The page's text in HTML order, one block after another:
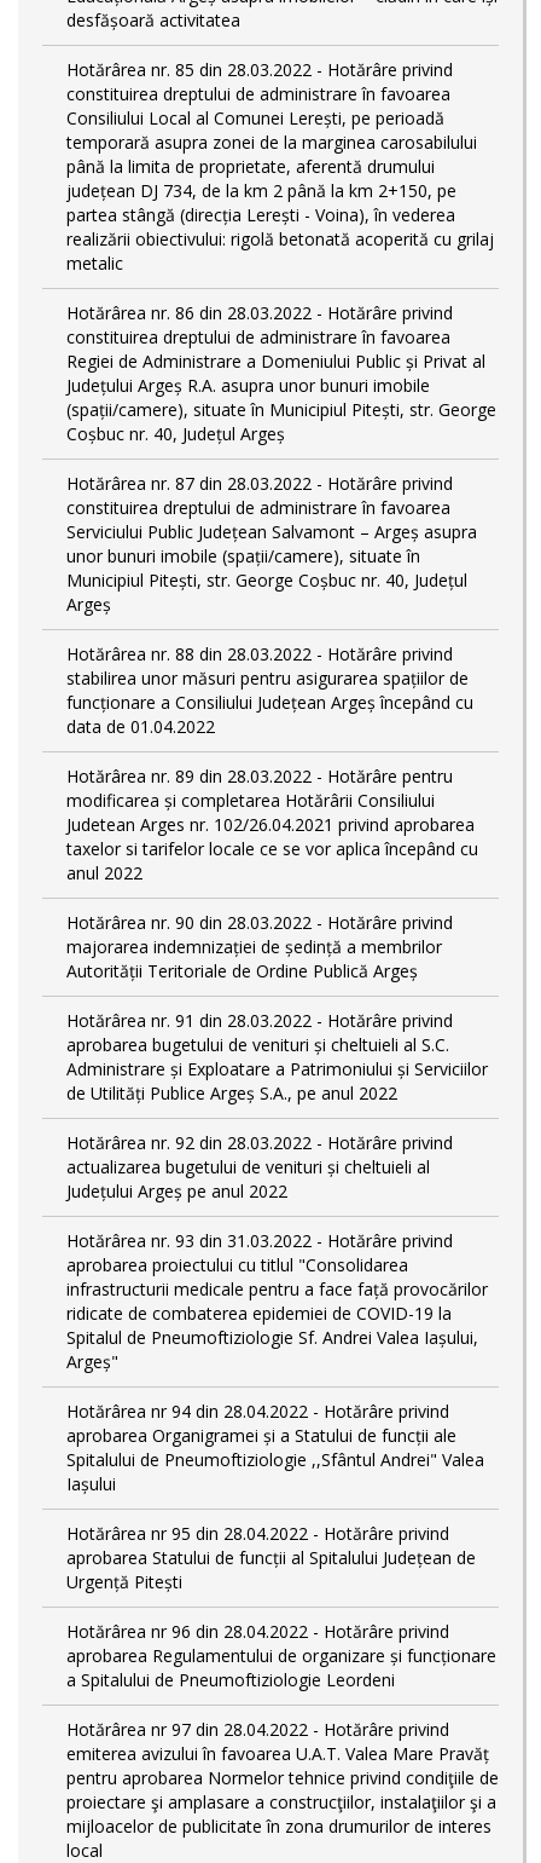
desfășoară activitatea
Hotărârea nr. 85 din 28.03.2022 - Hotărâre privind
constituirea dreptului de administrare în favoarea
Consiliului Local al Comunei Lerești, pe perioadă
temporară asupra zonei de la marginea carosabilului
până la limita de proprietate, aferentă drumului
județean DJ 734, de la km 2 până la km 2+150, pe
partea stângă (direcția Lerești - Voina), în vederea
realizării obiectivului: rigolă betonată acoperită cu grilaj
metalic
Hotărârea nr. 86 din 28.03.2022 - Hotărâre privind
constituirea dreptului de administrare în favoarea
Regiei de Administrare a Domeniului Public și Privat al
Județului Argeș R.A. asupra unor bunuri imobile
(spații/camere), situate în Municipiul Pitești, str. George
Coșbuc nr. 40, Județul Argeș
Hotărârea nr. 87 din 28.03.2022 - Hotărâre privind
constituirea dreptului de administrare în favoarea
Serviciului Public Județean Salvamont – Argeș asupra
unor bunuri imobile (spații/camere), situate în
Municipiul Pitești, str. George Coșbuc nr. 40, Județul
Argeș
Hotărârea nr. 88 din 28.03.2022 - Hotărâre privind
stabilirea unor măsuri pentru asigurarea spațiilor de
funcționare a Consiliului Județean Argeș începând cu
data de 01.04.2022
Hotărârea nr. 89 din 28.03.2022 - Hotărâre pentru
modificarea și completarea Hotărârii Consiliului
Judetean Arges nr. 102/26.04.2021 privind aprobarea
taxelor si tarifelor locale ce se vor aplica începând cu
anul 2022
Hotărârea nr. 90 din 28.03.2022 - Hotărâre privind
majorarea indemnizației de ședință a membrilor
Autorității Teritoriale de Ordine Publică Argeș
Hotărârea nr. 91 din 28.03.2022 - Hotărâre privind
aprobarea bugetului de venituri și cheltuieli al S.C.
Administrare și Exploatare a Patrimoniului și Serviciilor
de Utilități Publice Argeș S.A., pe anul 2022
Hotărârea nr. 92 din 28.03.2022 - Hotărâre privind
actualizarea bugetului de venituri și cheltuieli al
Județului Argeș pe anul 2022
Hotărârea nr. 93 din 31.03.2022 - Hotărâre privind
aprobarea proiectului cu titlul "Consolidarea
infrastructurii medicale pentru a face față provocărilor
ridicate de combaterea epidemiei de COVID-19 la
Spitalul de Pneumoftiziologie Sf. Andrei Valea Iașului,
Argeș"
Hotărârea nr 94 din 28.04.2022 - Hotărâre privind
aprobarea Organigramei și a Statului de funcții ale
Spitalului de Pneumoftiziologie ,,Sfântul Andrei" Valea
Iașului
Hotărârea nr 95 din 28.04.2022 - Hotărâre privind
aprobarea Statului de funcții al Spitalului Județean de
Urgență Pitești
Hotărârea nr 96 din 28.04.2022 - Hotărâre privind
aprobarea Regulamentului de organizare și funcționare
a Spitalului de Pneumoftiziologie Leordeni
Hotărârea nr 97 din 28.04.2022 - Hotărâre privind
emiterea avizului în favoarea U.A.T. Valea Mare Pravăț
pentru aprobarea Normelor tehnice privind condiţiile de
proiectare şi amplasare a construcţiilor, instalaţiilor şi a
mijloacelor de publicitate în zona drumurilor de interes
local